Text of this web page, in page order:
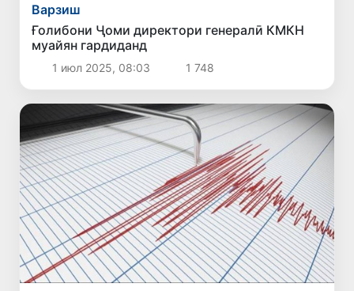
Варзиш
Ғолибони Ҷоми директори генералӣ КМКН
муайян гардиданд
1 июл 2025, 08:03 1 748